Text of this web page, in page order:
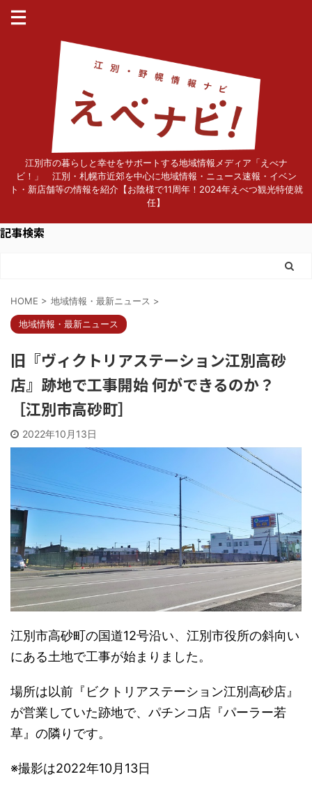
江別市の暮らしと幸せをサポートする地域情報メディア「えべナ
ビ！」 江別・札幌市近郊を中心に地域情報・ニュース速報・イベン
ト・新店舗等の情報を紹介【お陰様で11周年！2024年えべつ観光特使就
任】
記事検索
HOME > 地域情報・最新ニュース >
地域情報・最新ニュース
旧『ヴィクトリアステーション江別高砂
店』跡地で工事開始 何ができるのか？
［江別市高砂町］
2022年10月13日
江別市高砂町の国道12号沿い、江別市役所の斜向い
にある土地で工事が始まりました。
場所は以前『ビクトリアステーション江別高砂店』
が営業していた跡地で、パチンコ店『パーラー若
草』の隣りです。
※撮影は2022年10月13日